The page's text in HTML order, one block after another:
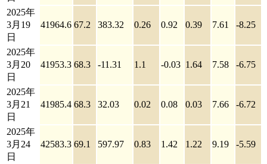
2025年
3月19
日
41964.6 67.2 383.32 0.26 0.92 0.39 7.61 -8.25
2025年
3月20
日
41953.3 68.3 -11.31 1.1 -0.03 1.64 7.58 -6.75
2025年
3月21
日
41985.4 68.3 32.03 0.02 0.08 0.03 7.66 -6.72
2025年
3月24
日
42583.3 69.1 597.97 0.83 1.42 1.22 9.19 -5.59